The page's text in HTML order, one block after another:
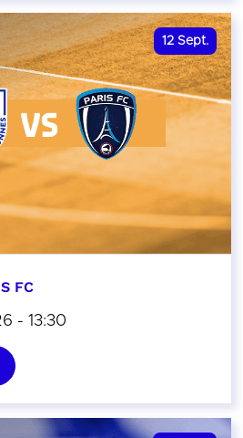
12 Sept.
FC
- 13:30